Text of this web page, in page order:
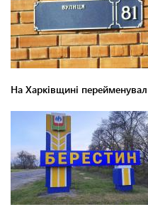
На Харківщині